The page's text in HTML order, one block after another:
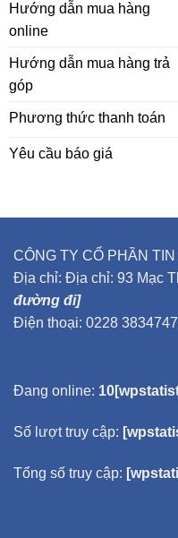
Hướng dẫn mua hàng
online
Hướng dẫn mua hàng trả
góp
Phương thức thanh toán
Yêu cầu báo giá
CÔNG TY CỔ PHẦN
Địa chỉ: Địa chỉ: 93 Mạc
đường đi]
Điện thoại: 0228
Đang online:
Số lượt truy cập:
Tổng số truy cập: